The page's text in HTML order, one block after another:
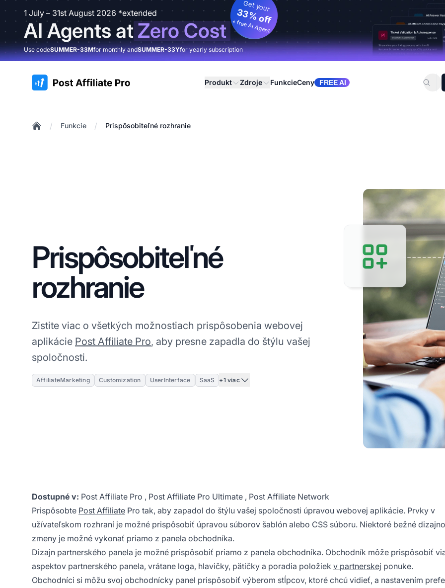
1 July – 31st August 2026 *extended
AI Agents atZero Cost
Get your
33% off
+ free AI Agent
Use codeSUMMER-33Mfor monthly andSUMMER-33Yfor yearly subscription
:site.title Produkt Zdroje FunkcieCeny FREE AI
/ Funkcie / Prispôsobiteľné rozhranie
Prispôsobiteľné
rozhranie
Zistite viac o všetkých možnostiach prispôsobenia webovej
aplikácie Post Affiliate Pro, aby presne zapadla do štýlu vašej
spoločnosti.
AffiliateMarketing Customization UserInterface SaaS +1 viac
Dostupné v: Post Affiliate Pro , Post Affiliate Pro Ultimate , Post Affiliate Network
Prispôsobte Post Affiliate Pro tak, aby zapadol do štýlu vašej spoločnosti úpravou webovej aplikácie. Prvky v
užívateľskom rozhraní je možné prispôsobiť úpravou súborov šablón alebo CSS súboru. Niektoré bežné
zmeny je možné vykonať priamo z panela obchodníka.
Dizajn partnerského panela je možné prispôsobiť priamo z panela obchodníka. Obchodník môže prispôsobiť
aspektov partnerského panela, vrátane loga, hlavičky, pätičky a poradia položiek v partnerskej ponuke.
Obchodníci si môžu svoj obchodnícky panel prispôsobiť výberom stĺpcov, ktoré chcú vidieť, a nastavením